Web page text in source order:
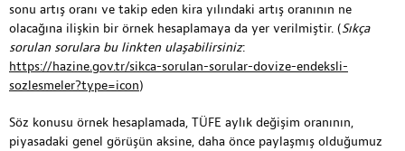
sonu artış oranı ve takip eden kira yılındaki artış oranının ne
olacağına ilişkin bir örnek hesaplamaya da yer verilmiştir. (Sıkça
sorulan sorulara bu linkten ulaşabilirsiniz:
https://hazine.gov.tr/sikca-sorulan-sorular-dovize-endeksli-
sozlesmeler?type=icon)
Söz konusu örnek hesaplamada, TÜFE aylık değişim oranının,
piyasadaki genel görüşün aksine, daha önce paylaşmış olduğumuz